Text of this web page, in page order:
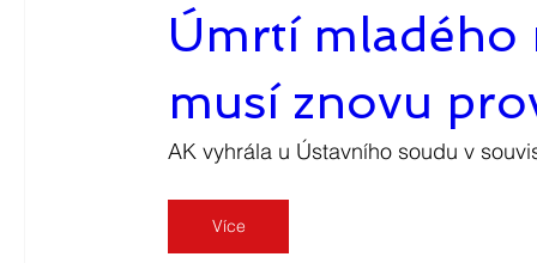
Úmrtí mladého
musí znovu
AK vyhrála u Ústavního soudu v
Více